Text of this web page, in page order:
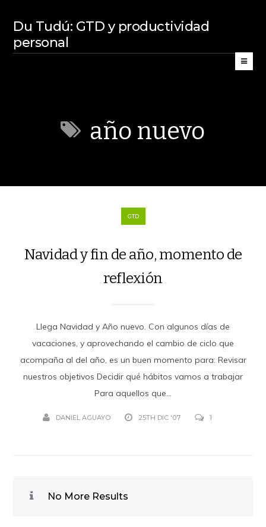
Du Tudú: GTD y productividad
personal
año nuevo
GTD
Navidad y fin de año, momento de
reflexión
Llega Navidad y Año nuevo. Con algunos días de
vacaciones, y aprovechando el cambio de ciclo que
acompaña al del año, es un buen momento para: Revisar
nuestros objetivos Decidir qué hábitos vamos a trabajar
Para aquellos que...
DANIEL AGUAYO 25TH DIC '07 1
No More Results